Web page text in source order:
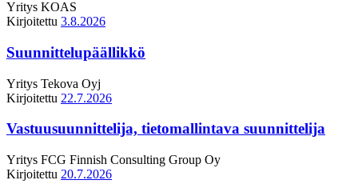
Yritys KOAS
Kirjoitettu 3.8.2026
Suunnittelupäällikkö
Yritys Tekova Oyj
Kirjoitettu 22.7.2026
Vastuusuunnittelija, tietomallintava suunnittelija
Yritys FCG Finnish Consulting Group Oy
Kirjoitettu 20.7.2026